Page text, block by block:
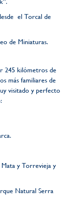
el Torcal de
de Miniaturas.
245 kilómetros de
más familiares de
visitado y perfecto
Mata y Torrevieja y
Natural Serra